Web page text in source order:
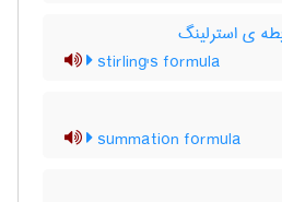
ی استرلینگ
stirling's formula
summation formula